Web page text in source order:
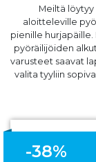
Meiltä
aloitteleville
pienille
pyöräilijöiden
varusteet saavat
valita tyyliin
-38%